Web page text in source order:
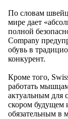
По словам
мире дает
полной
Company
обувь в
конкурент.
Кроме того,
работать
актуальным для
скором будущем
обязательным в